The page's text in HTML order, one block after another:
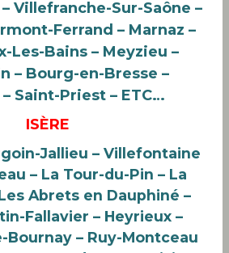
Villefranche-Sur-Saône –
Ferrand – Marnaz –
Les-Bains – Meyzieu –
– Bourg-en-Bresse –
Saint-Priest – ETC…
ISÈRE
Jallieu – Villefontaine
– La Tour-du-Pin – La
Abrets en Dauphiné –
Fallavier – Heyrieux –
Bournay – Ruy-Montceau